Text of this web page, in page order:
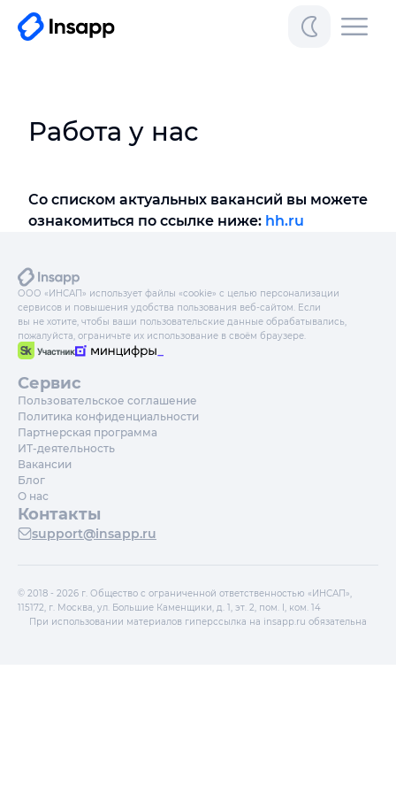
Работа у нас
Со списком актуальных вакансий вы можете
ознакомиться по ссылке ниже: hh.ru
ООО «ИНСАП» использует файлы «cookie» с целью персонализации
сервисов и повышения удобства пользования веб-сайтом. Если
вы не хотите, чтобы ваши пользовательские данные обрабатывались,
пожалуйста, ограничьте их использование в своём браузере.
Сервис
Пользовательское соглашение
Политика конфиденциальности
Партнерская программа
ИТ-деятельность
Вакансии
Блог
О нас
Контакты
support@insapp.ru
© 2018 - 2026 г. Общество с ограниченной ответственностью «ИНСАП»,
115172, г. Москва, ул. Большие Каменщики, д. 1, эт. 2, пом. I, ком. 14
При использовании материалов гиперссылка на insapp.ru обязательна